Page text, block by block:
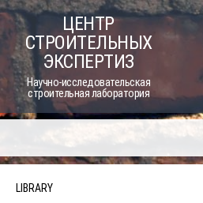
Skip
to
content
ЦЕНТР
СТРОИТЕЛЬНЫХ
ЭКСПЕРТИЗ
Научно-исследовательская
строительная лаборатория
LIBRARY